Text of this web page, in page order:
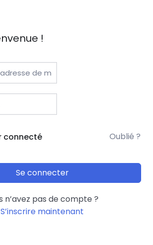
!
connecté Oublié ?
Se connecter
n’avez pas de compte ?
S’inscrire maintenant